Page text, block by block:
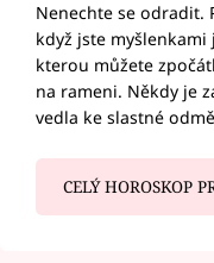
Nenechte se odradit.
když jste myšlenkami
kterou můžete
na rameni. Někdy je
vedla ke slastné
CELÝ HOROSKOP